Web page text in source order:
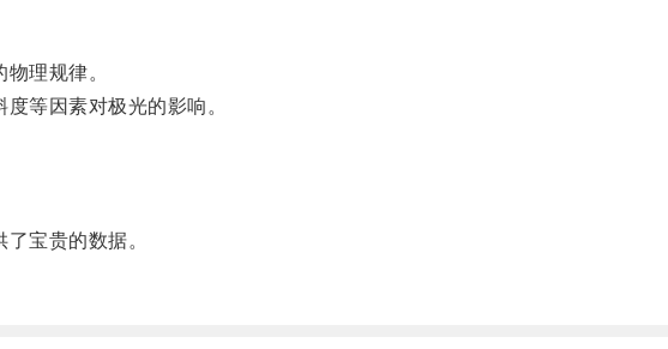
理规律。
等因素对极光的影响。
宝贵的数据。